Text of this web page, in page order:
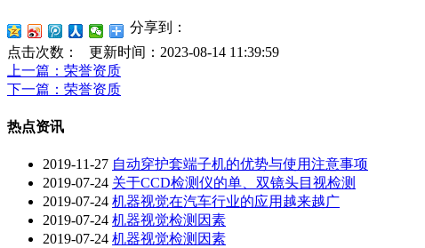
分享到：
点击次数：
更新时间：2023-08-14 11:39:59
上一篇 ：荣誉资质
下一篇 ：荣誉资质
热点资讯
2019-11-27 自动穿护套端子机的优势与使用注意事项
2019-07-24 关于CCD检测仪的单、双镜头目视检测
2019-07-24 机器视觉在汽车行业的应用越来越广
2019-07-24 机器视觉检测因素
2019-07-24 机器视觉检测因素